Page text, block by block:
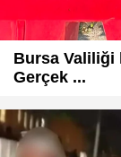
Bursa Valiliği
Gerçek ...